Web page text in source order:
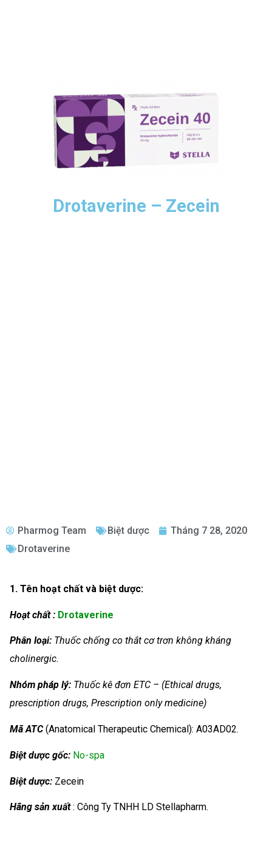
Drotaverine – Zecein
Pharmog Team Biệt dược
Tháng 7 28, 2020
Drotaverine
1. Tên hoạt chất và biệt dược:
Hoạt chất : Drotaverine
Phân loại: Thuốc chống co thắt cơ trơn không kháng
cholinergic.
Nhóm pháp lý: Thuốc kê đơn ETC – (Ethical drugs,
prescription drugs, Prescription only medicine)
Mã ATC(Anatomical Therapeutic Chemical): A03AD02.
Biệt dược gốc: No-spa
Biệt dược: Zecein
Hãng sản xuất: Công Ty TNHH LD Stellapharm.